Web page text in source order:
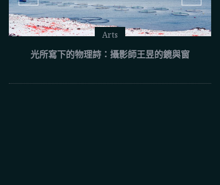
Arts
光所寫下的物理詩：攝影師王昱的鏡與窗